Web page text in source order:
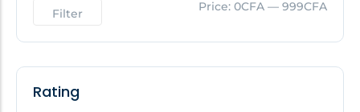
No Posts Found!
Filter Price: 0CFA — 999CFA
Rating